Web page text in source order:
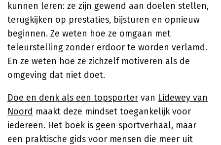
kunnen leren: ze zijn gewend aan doelen stellen,
terugkijken op prestaties, bijsturen en opnieuw
beginnen. Ze weten hoe ze omgaan met
teleurstelling zonder erdoor te worden verlamd.
En ze weten hoe ze zichzelf motiveren als de
omgeving dat niet doet.
Doe en denk als een topsporter van Lidewey van
Noord maakt deze mindset toegankelijk voor
iedereen. Het boek is geen sportverhaal, maar
een praktische gids voor mensen die meer uit